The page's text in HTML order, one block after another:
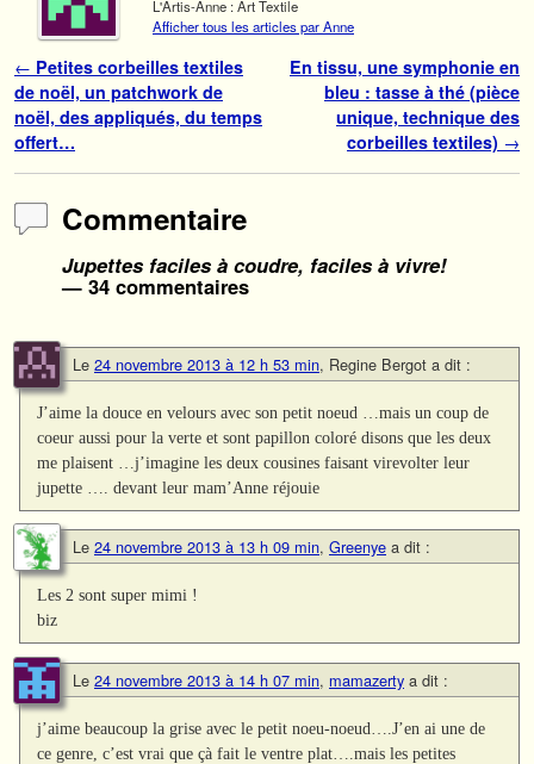
L'Artis-Anne : Art Textile
Afficher tous les articles par Anne
Navigation des articles
← Petites corbeilles textiles
de noël, un patchwork de
noël, des appliqués, du temps
offert…
En tissu, une symphonie en
bleu : tasse à thé (pièce
unique, technique des
corbeilles textiles) →
Commentaire
Jupettes faciles à coudre, faciles à vivre!
— 34 commentaires
Le 24 novembre 2013 à 12 h 53 min, Regine Bergot a dit :
J’aime la douce en velours avec son petit noeud …mais un coup de
coeur aussi pour la verte et sont papillon coloré disons que les deux
me plaisent …j’imagine les deux cousines faisant virevolter leur
jupette …. devant leur mam’Anne réjouie
Le 24 novembre 2013 à 13 h 09 min, Greenye a dit :
Les 2 sont super mimi !
biz
Le 24 novembre 2013 à 14 h 07 min, mamazerty a dit :
j’aime beaucoup la grise avec le petit noeu-noeud….J’en ai une de
ce genre, c’est vrai que çà fait le ventre plat….mais les petites